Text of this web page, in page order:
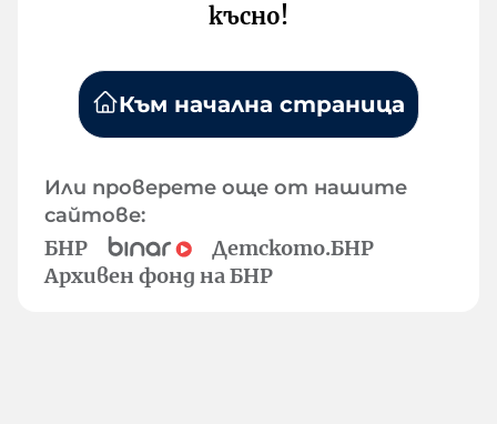
късно!
Към начална страница
Или проверете още от нашите
сайтове:
БНР
Детското.БНР
Архивен фонд на БНР